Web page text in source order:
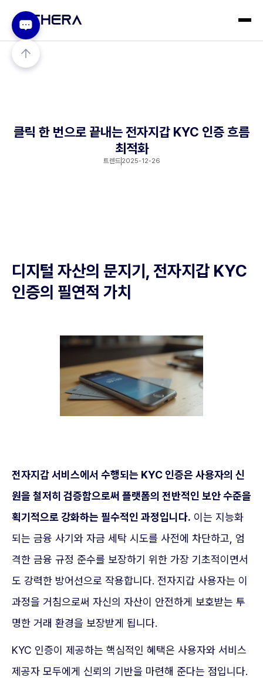
클릭 한 번으로 끝내는 전자지갑 KYC 인증 흐름
최적화
트렌드 2025-12-26
디지털 자산의 문지기, 전자지갑 KYC
인증의 필연적 가치
전자지갑 서비스에서 수행되는 KYC 인증은 사용자의 신
원을 철저히 검증함으로써 플랫폼의 전반적인 보안 수준을
획기적으로 강화하는 필수적인 과정입니다. 이는 지능화
되는 금융 사기와 자금 세탁 시도를 사전에 차단하고, 엄
격한 금융 규정 준수를 보장하기 위한 가장 기초적이면서
도 강력한 방어선으로 작용합니다. 전자지갑 사용자는 이
과정을 거침으로써 자신의 자산이 안전하게 보호받는 투
명한 거래 환경을 보장받게 됩니다.
KYC 인증이 제공하는 핵심적인 혜택은 사용자와 서비스
제공자 모두에게 신뢰의 기반을 마련해 준다는 점입니다.